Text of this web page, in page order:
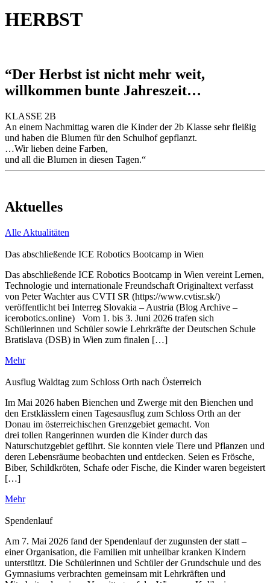
HERBST
“Der Herbst ist nicht mehr weit,
willkommen bunte Jahreszeit…
KLASSE 2B
An einem Nachmittag waren die Kinder der 2b Klasse sehr fleißig
und haben die Blumen für den Schulhof gepflanzt.
…Wir lieben deine Farben,
und all die Blumen in diesen Tagen.“
Aktuelles
Alle Aktualitäten
Das abschließende ICE Robotics Bootcamp in Wien
Das abschließende ICE Robotics Bootcamp in Wien vereint Lernen,
Technologie und internationale Freundschaft Originaltext verfasst
von Peter Wachter aus CVTI SR (https://www.cvtisr.sk/)
veröffentlicht bei Interreg Slovakia – Austria (Blog Archive –
icerobotics.online) Vom 1. bis 3. Juni 2026 trafen sich
Schülerinnen und Schüler sowie Lehrkräfte der Deutschen Schule
Bratislava (DSB) in Wien zum finalen […]
Mehr
Ausflug Waldtag zum Schloss Orth nach Österreich
Im Mai 2026 haben Bienchen und Zwerge mit den Bienchen und
den Erstklässlern einen Tagesausflug zum Schloss Orth an der
Donau im österreichischen Grenzgebiet gemacht. Von
drei tollen Rangerinnen wurden die Kinder durch das
Naturschutzgebiet geführt. Sie konnten viele Tiere und Pflanzen und
deren Lebensräume beobachten und entdecken. Seien es Frösche,
Biber, Schildkröten, Schafe oder Fische, die Kinder waren begeistert
[…]
Mehr
Spendenlauf
Am 7. Mai 2026 fand der Spendenlauf der zugunsten der statt –
einer Organisation, die Familien mit unheilbar kranken Kindern
unterstützt. Die Schülerinnen und Schüler der Grundschule und des
Gymnasiums verbrachten gemeinsam mit Lehrkräften und